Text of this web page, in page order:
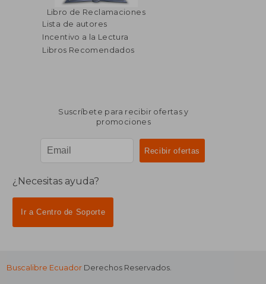
Libro de Reclamaciones
Lista de autores
Incentivo a la Lectura
Libros Recomendados
Suscríbete para recibir ofertas y
promociones
¿Necesitas ayuda?
Ir a Centro de Soporte
Buscalibre Ecuador Derechos Reservados.